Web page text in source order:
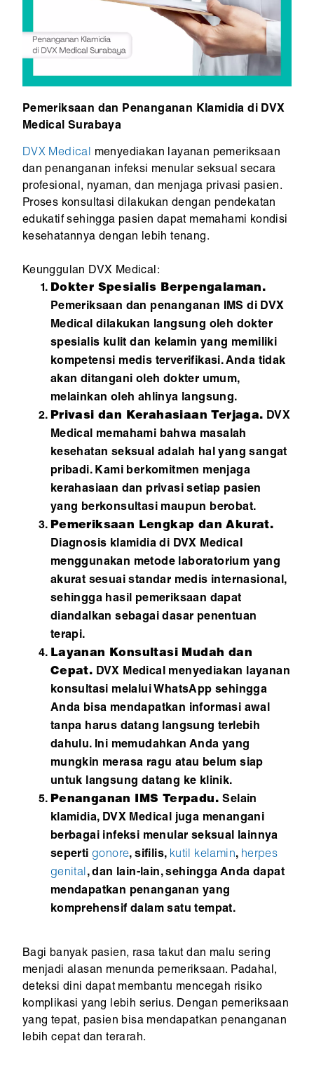
Pemeriksaan dan Penanganan Klamidia di DVX
Medical Surabaya
DVX Medical menyediakan layanan pemeriksaan
dan penanganan infeksi menular seksual secara
profesional, nyaman, dan menjaga privasi pasien.
Proses konsultasi dilakukan dengan pendekatan
edukatif sehingga pasien dapat memahami kondisi
kesehatannya dengan lebih tenang.
Keunggulan DVX Medical:
Dokter Spesialis Berpengalaman.
Pemeriksaan dan penanganan IMS di DVX
Medical dilakukan langsung oleh dokter
spesialis kulit dan kelamin yang memiliki
kompetensi medis terverifikasi. Anda tidak
akan ditangani oleh dokter umum,
melainkan oleh ahlinya langsung.
Privasi dan Kerahasiaan Terjaga. DVX
Medical memahami bahwa masalah
kesehatan seksual adalah hal yang sangat
pribadi. Kami berkomitmen menjaga
kerahasiaan dan privasi setiap pasien
yang berkonsultasi maupun berobat.
Pemeriksaan Lengkap dan Akurat.
Diagnosis klamidia di DVX Medical
menggunakan metode laboratorium yang
akurat sesuai standar medis internasional,
sehingga hasil pemeriksaan dapat
diandalkan sebagai dasar penentuan
terapi.
Layanan Konsultasi Mudah dan
Cepat. DVX Medical menyediakan layanan
konsultasi melalui WhatsApp sehingga
Anda bisa mendapatkan informasi awal
tanpa harus datang langsung terlebih
dahulu. Ini memudahkan Anda yang
mungkin merasa ragu atau belum siap
untuk langsung datang ke klinik.
Penanganan IMS Terpadu.Selain
klamidia, DVX Medical juga menangani
berbagai infeksi menular seksual lainnya
seperti gonore, sifilis, kutil kelamin, herpes
genital, dan lain-lain, sehingga Anda dapat
mendapatkan penanganan yang
komprehensif dalam satu tempat.
Bagi banyak pasien, rasa takut dan malu sering
menjadi alasan menunda pemeriksaan. Padahal,
deteksi dini dapat membantu mencegah risiko
komplikasi yang lebih serius. Dengan pemeriksaan
yang tepat, pasien bisa mendapatkan penanganan
lebih cepat dan terarah.